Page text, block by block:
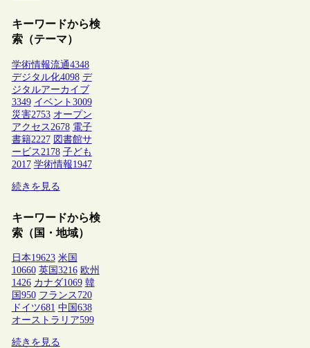
キーワードから検
索（テーマ）
学術情報流通4348
デジタル化4098 デ
ジタルアーカイブ
3349 イベント 3009
災害2753 オープン
アクセス 2678 電子
書籍2227 図書館サ
ービス 2178 子ども
2017 学術情報1947
続きを見る
キーワードから検
索（国・地域）
日本19623 米国
10660 英国 3216 欧州
1426 カナダ1069 韓
国 950 フランス 720
ドイツ681 中国 638
オーストラリア599
続きを見る